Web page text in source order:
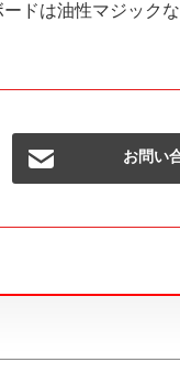
ドは油性マジック
お問い